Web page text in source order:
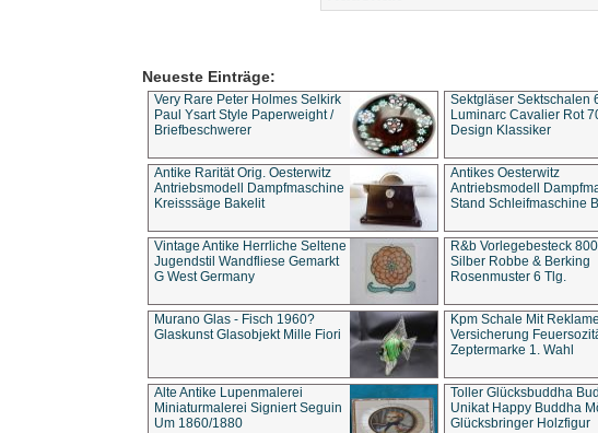
Neueste Einträge:
Very Rare Peter Holmes Selkirk
Paul Ysart Style Paperweight /
Briefbeschwerer
Sektgläser Sektschalen
Luminarc Cavalier Rot
Design Klassiker
Antike Rarität Orig. Oesterwitz
Antriebsmodell Dampfmaschine
Kreisssäge Bakelit
Antikes Oesterwitz
Antriebsmodell
Stand Schleifmaschine
Vintage Antike Herrliche Seltene
Jugendstil Wandfliese Gemarkt
G West Germany
R&b Vorlegebesteck
Silber Robbe & Berking
Rosenmuster 6 Tlg.
Murano Glas - Fisch 1960?
Glaskunst Glasobjekt Mille Fiori
Kpm Schale Mit Reklame
Versicherung
Zeptermarke 1. Wahl
Alte Antike Lupenmalerei
Miniaturmalerei Signiert Seguin
Um 1860/1880
Toller Glücksbuddha
Unikat Happy Buddha
Glücksbringer Holzfigur